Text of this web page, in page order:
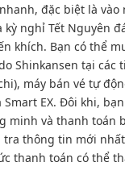
đặc biệt là vào
kỳ nghỉ Tết Nguyên
khích. Bạn có thể
Shinkansen tại các
máy bán vé tự
EX. Đôi khi,
minh và thanh toán
tra thông tin mới
thanh toán có thể